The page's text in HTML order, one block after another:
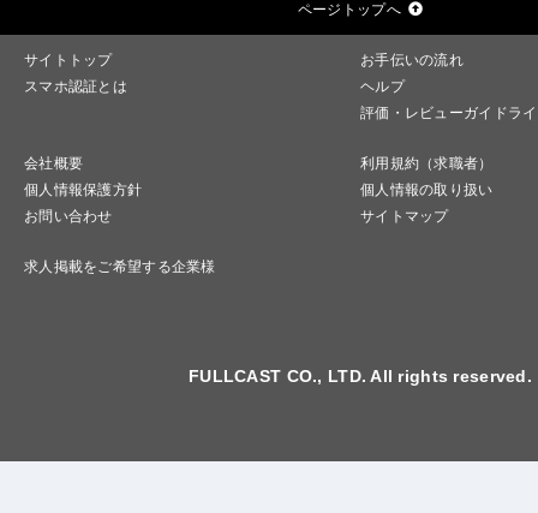
ページトップへ
サイトトップ
お手伝いの流れ
スマホ認証とは
ヘルプ
評価・レビューガイドラ
会社概要
利用規約（求職者）
個人情報保護方針
個人情報の取り扱い
お問い合わせ
サイトマップ
求人掲載をご希望する企業様
FULLCAST CO., LTD. All rights reserved.